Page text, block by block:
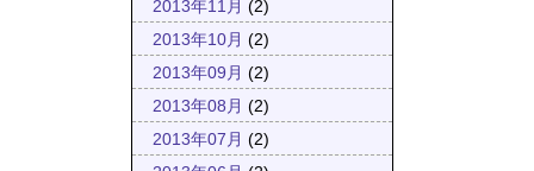
2013年11月 (2)
2013年10月 (2)
2013年09月 (2)
2013年08月 (2)
2013年07月 (2)